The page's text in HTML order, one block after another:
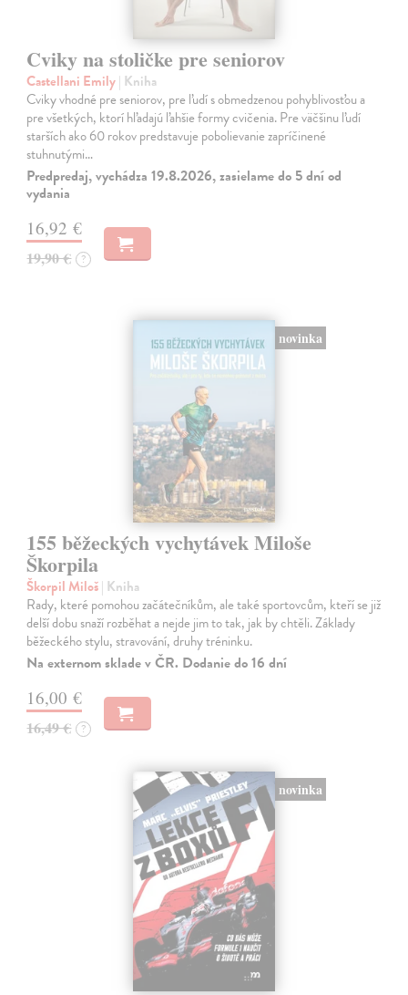
Cviky na stoličke pre seniorov
Castellani Emily| Kniha
Cviky vhodné pre seniorov, pre ľudí s obmedzenou pohyblivosťou a
pre všetkých, ktorí hľadajú ľahšie formy cvičenia. Pre väčšinu ľudí
starších ako 60 rokov predstavuje pobolievanie zapríčinené
stuhnutými…
Predpredaj, vychádza 19.8.2026, zasielame do 5 dní od
vydania
16,92 €
19,90 € ?
novinka
155 běžeckých vychytávek Miloše
Škorpila
Škorpil Miloš| Kniha
Rady, které pomohou začátečníkům, ale také sportovcům, kteří se již
delší dobu snaží rozběhat a nejde jim to tak, jak by chtěli. Základy
běžeckého stylu, stravování, druhy tréninku.
Na externom sklade v ČR. Dodanie do 16 dní
16,00 €
16,49 € ?
novinka